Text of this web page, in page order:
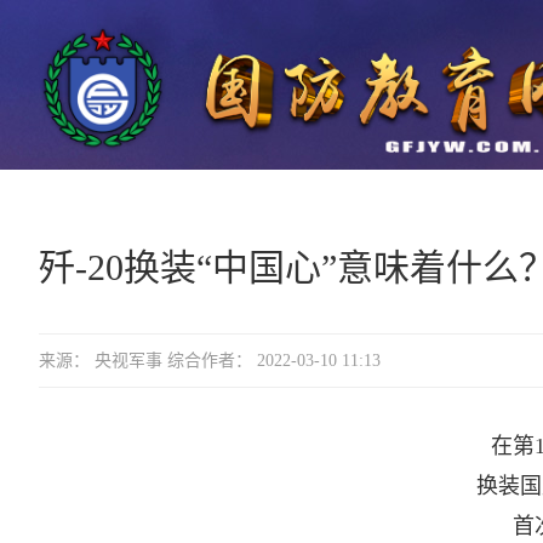
歼-20换装“中国心”意味着什
来源： 央视军事 综合作者： 2022-03-10 11:13
在第
换装
首